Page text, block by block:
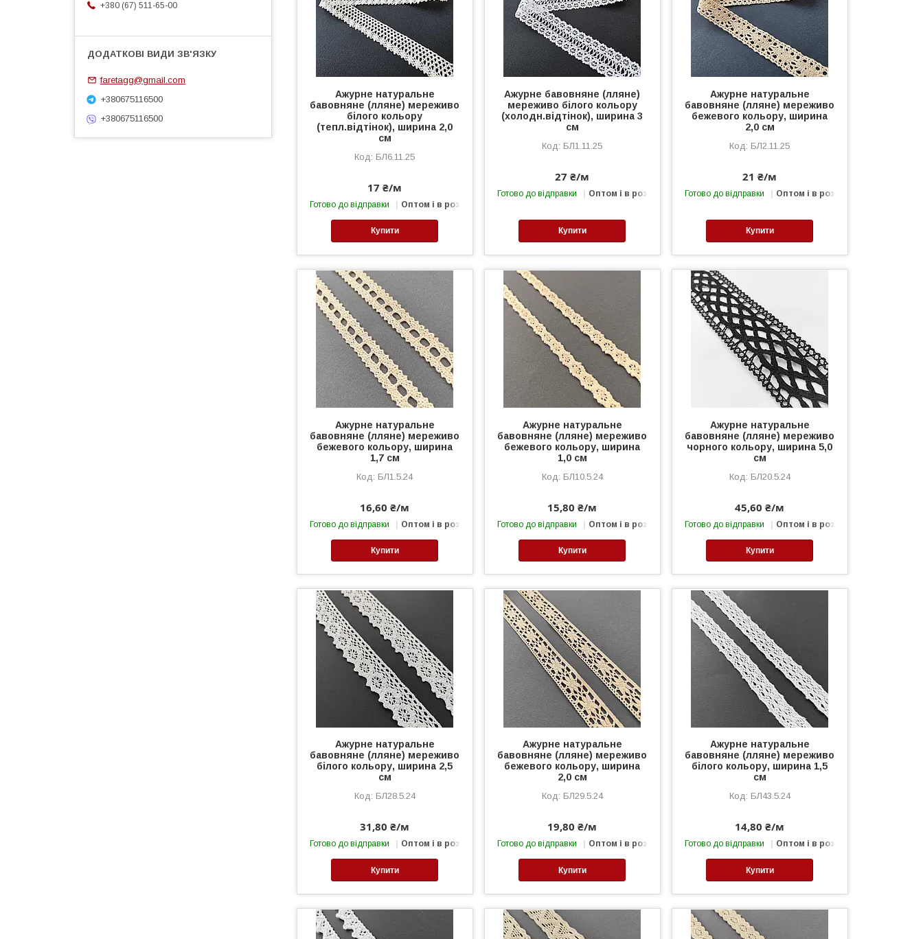
Ажурне натуральне
бавовняне (лляне) мереживо
білого кольору
(тепл.відтінок), ширина 2,0
см
БЛ6.11.25
17 ₴/м
Готово до відправки Оптом і в роздріб
Купити
Ажурне бавовняне (лляне)
мереживо білого кольору
(холодн.відтінок), ширина 3
см
БЛ1.11.25
27 ₴/м
Готово до відправки Оптом і в роздріб
Купити
Ажурне натуральне
бавовняне (лляне) мереживо
бежевого кольору, ширина
2,0 см
БЛ2.11.25
21 ₴/м
Готово до відправки Оптом і в роздріб
Купити
Ажурне натуральне
бавовняне (лляне) мереживо
бежевого кольору, ширина
1,7 см
БЛ1.5.24
16,60 ₴/м
Готово до відправки Оптом і в роздріб
Купити
Ажурне натуральне
бавовняне (лляне) мереживо
бежевого кольору, ширина
1,0 см
БЛ10.5.24
15,80 ₴/м
Готово до відправки Оптом і в роздріб
Купити
Ажурне натуральне
бавовняне (лляне) мереживо
чорного кольору, ширина 5,0
см
БЛ20.5.24
45,60 ₴/м
Готово до відправки Оптом і в роздріб
Купити
Ажурне натуральне
бавовняне (лляне) мереживо
білого кольору, ширина 2,5
см
БЛ28.5.24
31,80 ₴/м
Готово до відправки Оптом і в роздріб
Купити
Ажурне натуральне
бавовняне (лляне) мереживо
бежевого кольору, ширина
2,0 см
БЛ29.5.24
19,80 ₴/м
Готово до відправки Оптом і в роздріб
Купити
Ажурне натуральне
бавовняне (лляне) мереживо
білого кольору, ширина 1,5
см
БЛ43.5.24
14,80 ₴/м
Готово до відправки Оптом і в роздріб
Купити
+380 (67) 511-65-00
faretagg@gmail.com
+380675116500
+380675116500